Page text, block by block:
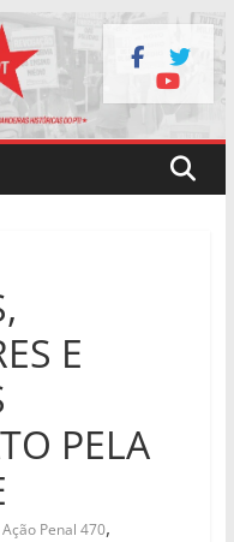
E
PELA
Ação Penal 470,